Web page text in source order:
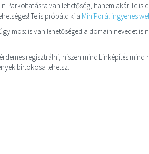
Parkoltatásra van lehetőség, hanem akár Te
Te is próbáld ki a MiniPorál ingyenes
most is van lehetőséged a domain nevedet is
regisztrálni, hiszen mind Linképítés
birtokosa lehetsz.